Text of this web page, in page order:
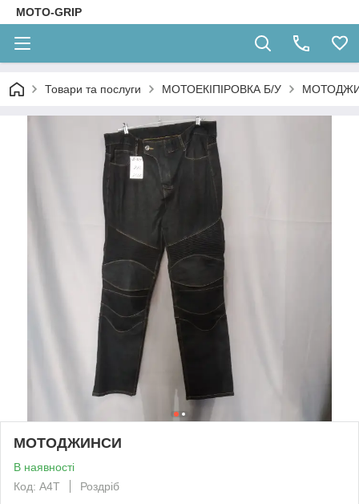
MOTO-GRIP
Товари та послуги МОТОЕКІПІРОВКА Б/У
МОТОДЖИНСИ
В наявності
Код: A4T
Роздріб